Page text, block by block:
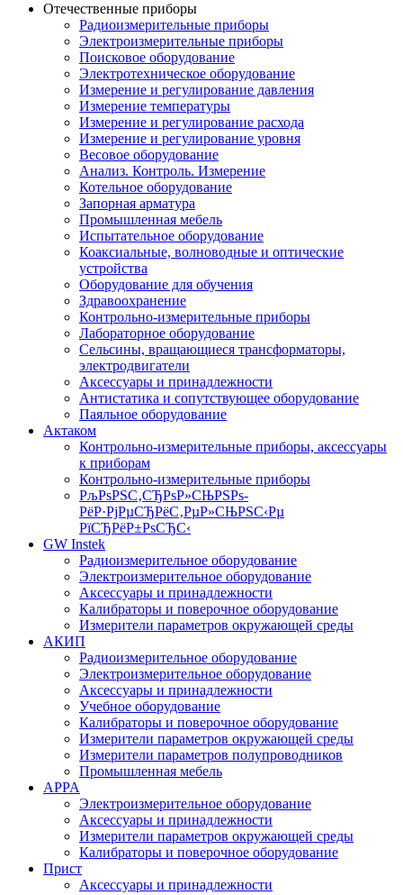
Отечественные приборы
Радиоизмерительные приборы
Электроизмерительные приборы
Поисковое оборудование
Электротехническое оборудование
Измерение и регулирование давления
Измерение температуры
Измерение и регулирование расхода
Измерение и регулирование уровня
Весовое оборудование
Анализ. Контроль. Измерение
Котельное оборудование
Запорная арматура
Промышленная мебель
Испытательное оборудование
Коаксиальные, волноводные и оптические
устройства
Оборудование для обучения
Здравоохранение
Контрольно-измерительные приборы
Лабораторное оборудование
Сельсины, вращающиеся трансформаторы,
электродвигатели
Аксессуары и принадлежности
Антистатика и сопутствующее оборудование
Паяльное оборудование
Актаком
Контрольно-измерительные приборы, аксессуары
к приборам
Контрольно-измерительные приборы
РљРѕРЅС‚СЂРѕР»СЊРЅРѕ-
РёР·РјРµСЂРёС‚РµР»СЊРЅС‹Рµ
РїСЂРёР±РѕСЂС‹
GW Instek
Радиоизмерительное оборудование
Электроизмерительное оборудование
Аксессуары и принадлежности
Калибраторы и поверочное оборудование
Измерители параметров окружающей среды
АКИП
Радиоизмерительное оборудование
Электроизмерительное оборудование
Аксессуары и принадлежности
Учебное оборудование
Калибраторы и поверочное оборудование
Измерители параметров окружающей среды
Измерители параметров полупроводников
Промышленная мебель
APPA
Электроизмерительное оборудование
Аксессуары и принадлежности
Измерители параметров окружающей среды
Калибраторы и поверочное оборудование
Прист
Аксессуары и принадлежности